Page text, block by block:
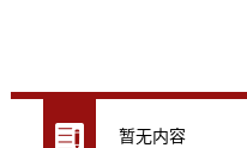
暂无内容